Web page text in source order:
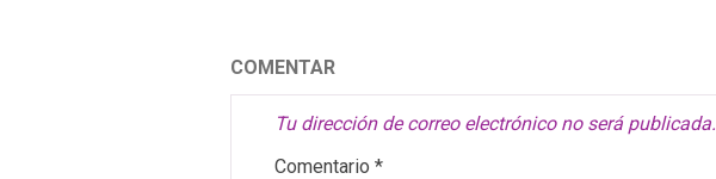
COMENTAR
Tu dirección de correo electrónico no será publicada.
Comentario *